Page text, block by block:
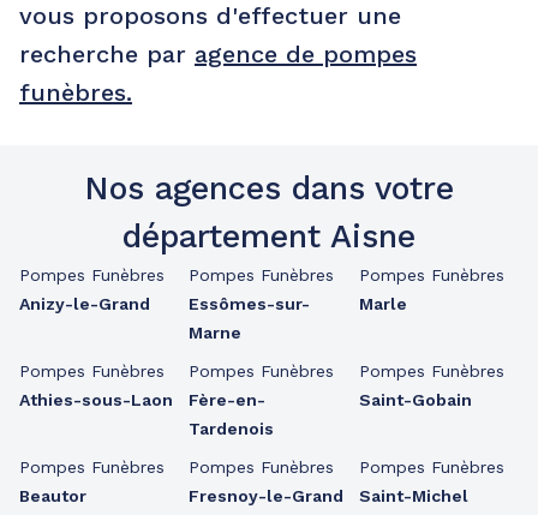
vous proposons d'effectuer une
recherche par agence de pompes
funèbres.
Nos agences dans votre
département Aisne
Pompes Funèbres
Anizy-le-Grand
Pompes Funèbres
Athies-sous-Laon
Pompes Funèbres
Beautor
Pompes Funèbres
Essômes-sur-
Marne
Pompes Funèbres
Fère-en-
Tardenois
Pompes Funèbres
Fresnoy-le-Grand
Pompes Funèbres
Marle
Pompes Funèbres
Saint-Gobain
Pompes Funèbres
Saint-Michel